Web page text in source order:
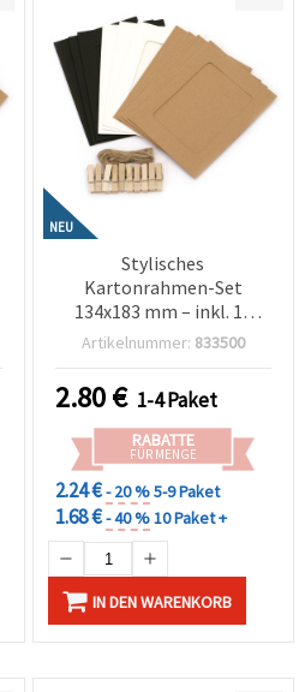
NEU
Stylisches
Kartonrahmen-Set
134x183 mm – inkl. 10
Deko-Clips & Hanfseil in
für Foto-Displays,
Wanddeko & DIY-
Bastelprojekte
Artikelnummer: 833500
2.80€ 1-4 Paket
RABATTE
FÜR MENGE
2.24 €- 20 %5-9 Paket
1.68 €- 40 %10 Paket +
IN DEN WARENKORB